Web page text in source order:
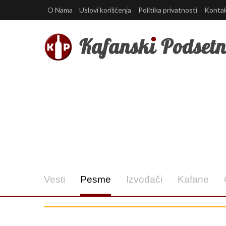
O Nama Uslovi korišćenja Politika privatnosti
Vesti Pesme Izvođači Kafane